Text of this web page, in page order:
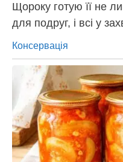
Щороку готую її не
для подруг, і всі у
Категорії
Консервація